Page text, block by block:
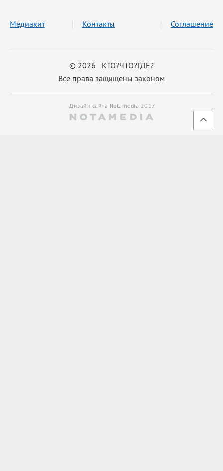
© 2026 КТО?ЧТО?ГДЕ?
Все права защищены законом
Медиакит Контакты Соглашение
Дизайн сайта Notamedia 2017